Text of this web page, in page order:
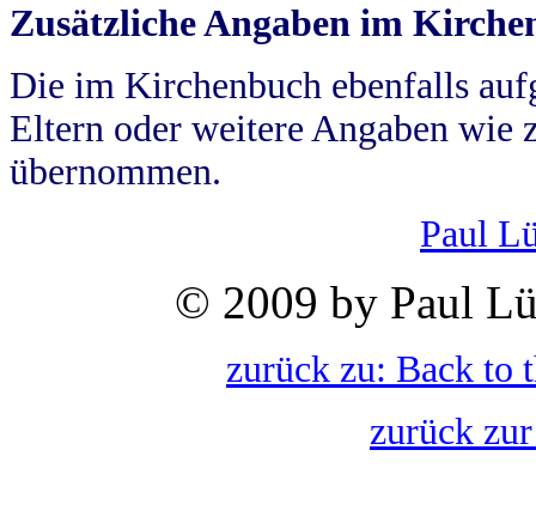
Zusätzliche Angaben im
Die im Kirchenbuch ebenfalls
Eltern oder weitere Angaben wie
übernommen.
Paul
© 2009 by Paul
zurück zu: Back to
zurück